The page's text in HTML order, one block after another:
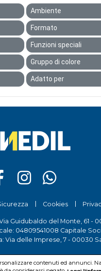
Ambiente
Formato
Funzioni speciali
Gruppo di colore
Adatto per
Cookies
Guidubaldo del Monte, 61 -
04809541008 Capitale
Via delle Imprese, 7 - 00030
contenuti ed annunci.